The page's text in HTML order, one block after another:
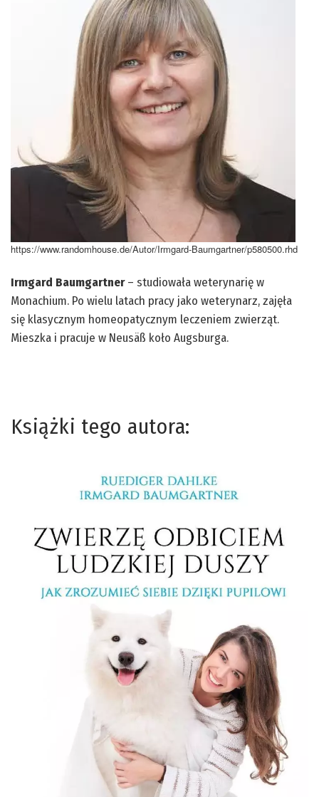
https://www.randomhouse.de/Autor/Irmgard-Baumgartner/p580500.rhd
Irmgard Baumgartner– studiowała weterynarię w
Monachium. Po wielu latach pracy jako weterynarz, zajęła
się klasycznym homeopatycznym leczeniem zwierząt.
Mieszka i pracuje w Neusäß koło Augsburga.
Książki tego autora: